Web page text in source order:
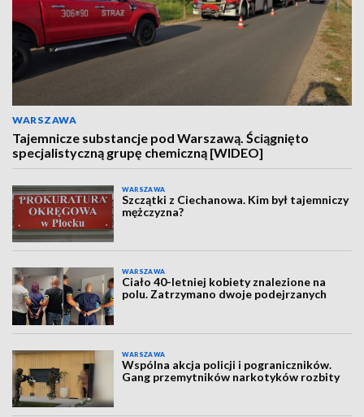
WARSZAWA
Tajemnicze substancje pod Warszawą. Ściągnięto
specjalistyczną grupę chemiczną [WIDEO]
WARSZAWA
Szczątki z Ciechanowa. Kim był tajemniczy
mężczyzna?
WARSZAWA
Ciało 40-letniej kobiety znalezione na
polu. Zatrzymano dwoje podejrzanych
WARSZAWA
Wspólna akcja policji i pograniczników.
Gang przemytników narkotyków rozbity